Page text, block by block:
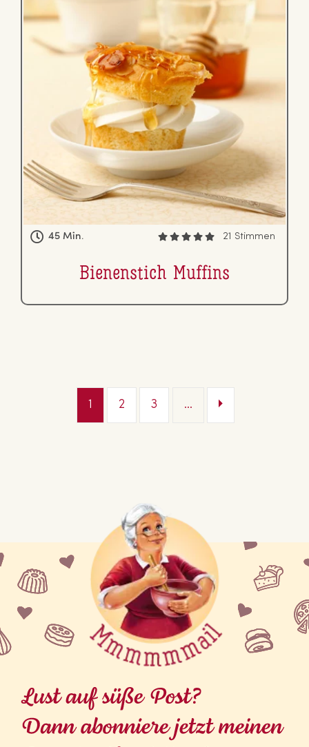
45 Min. 21 Stimmen
Bie­nen­stich Muffins
1 2 3 ...